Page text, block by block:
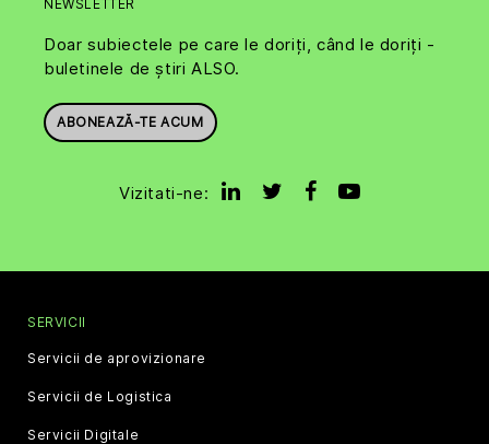
NEWSLETTER
Doar subiectele pe care le doriți, când le doriți -
buletinele de știri ALSO.
ABONEAZĂ-TE ACUM
Vizitati-ne:
SERVICII
Servicii de aprovizionare
Servicii de Logistica
Servicii Digitale